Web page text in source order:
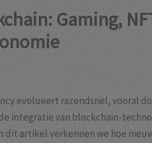
Gaming,
evolueert razendsnel, vooral
integratie van blockchain-
artikel verkennen we hoe